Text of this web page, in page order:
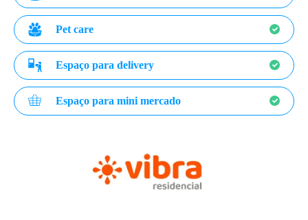
Pet care
Espaço para delivery
Espaço para mini mercado